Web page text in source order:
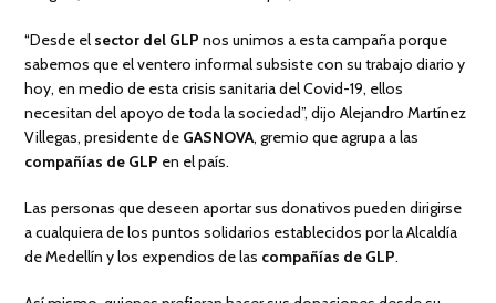
“Desde el sector del GLP nos unimos a esta campaña porque
sabemos que el ventero informal subsiste con su trabajo diario y
hoy, en medio de esta crisis sanitaria del Covid-19, ellos
necesitan del apoyo de toda la sociedad”, dijo Alejandro Martínez
Villegas, presidente de GASNOVA, gremio que agrupa a las
compañías de GLP en el país.
Las personas que deseen aportar sus donativos pueden dirigirse
a cualquiera de los puntos solidarios establecidos por la Alcaldía
de Medellín y los expendios de las compañías de GLP.